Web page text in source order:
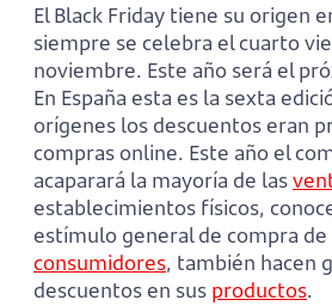
El Black Friday tiene su origen
siempre se celebra el cuarto
noviembre. Este año será el
En España esta es la sexta
orígenes los descuentos eran
compras online. Este año el
acaparará la mayoría de las
establecimientos físicos,
estímulo general de compra de
consumidores, también hacen
descuentos en sus productos.